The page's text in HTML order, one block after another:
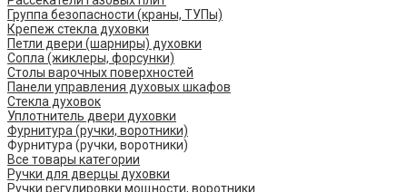
Группа безопасности (краны, ТУПы)
Крепеж стекла духовки
Петли двери (шарниры) духовки
Сопла (жиклеры, форсунки)
Столы варочных поверхностей
Панели управления духовых шкафов
Стекла духовок
Уплотнитель двери духовки
Фурнитура (ручки, воротники)
Фурнитура (ручки, воротники)
Все товары категории
Ручки для дверцы духовки
Ручки регулировки мощности, воротники